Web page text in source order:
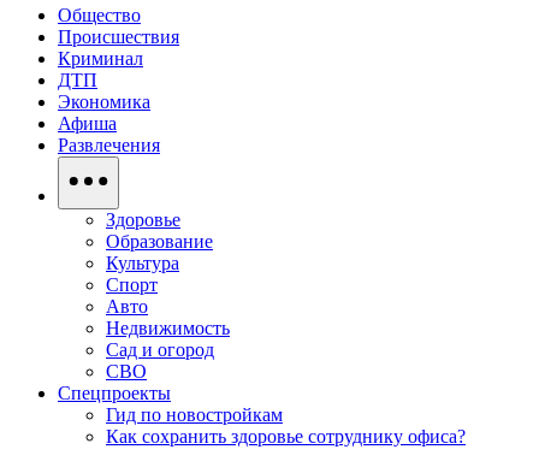
Общество
Происшествия
Криминал
ДТП
Экономика
Афиша
Развлечения
Здоровье
Образование
Культура
Спорт
Авто
Недвижимость
Сад и огород
СВО
Спецпроекты
Гид по новостройкам
Как сохранить здоровье сотруднику офиса?